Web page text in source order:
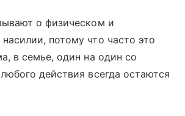
о физическом и
потому что часто это
в семье, один на один со
действия всегда остаются